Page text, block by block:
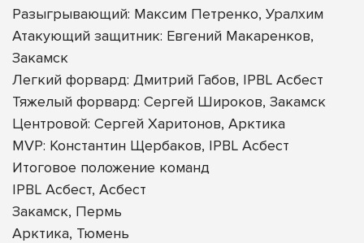
Разыгрывающий: Максим Петренко, Уралхим
Атакующий защитник: Евгений Макаренков,
Закамск
Легкий форвард: Дмитрий Габов, IPBL Асбест
Тяжелый форвард: Сергей Широков, Закамск
Центровой: Сергей Харитонов, Арктика
MVP: Константин Щербаков, IPBL Асбест
Итоговое положение команд
IPBL Асбест, Асбест
Закамск, Пермь
Арктика, Тюмень